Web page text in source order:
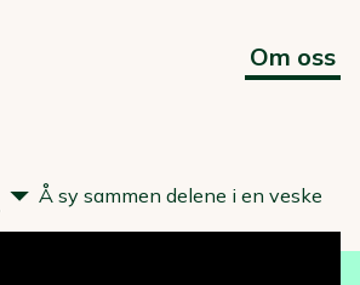
Om oss
Å sy sammen delene i en veske